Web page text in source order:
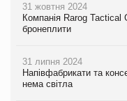
31 жовтня 2024
Компанія Rarog Tactical
бронеплити
31 липня 2024
Напівфабрикати та
нема світла